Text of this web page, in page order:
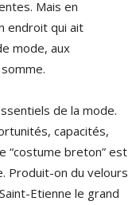
Mais en
endroit qui ait
mode, aux
de la mode.
capacités,
“costume breton” est
Produit-on du velours
Etienne le grand